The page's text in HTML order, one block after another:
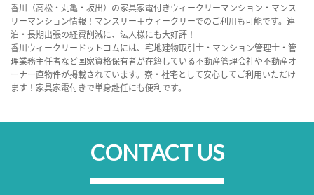
香川（高松・丸亀・坂出）の家具家電付きウィークリーマンション・マンス
リーマンション情報！マンスリー＋ウィークリーでのご利用も可能です。連
泊・長期出張の経費削減に、法人様にも大好評！
香川ウィークリードットコムには、宅地建物取引士・マンション管理士・管
理業務主任者など国家資格保有者が在籍している不動産管理会社や不動産オ
ーナー直物件が掲載されています。寮・社宅として安心してご利用いただけ
ます！家具家電付きで単身赴任にも便利です。
CONTACT US